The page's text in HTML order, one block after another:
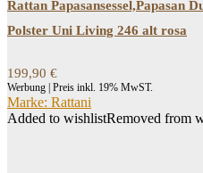
Rattan Papasansessel,Papasan
Polster Uni Living 246 alt rosa
199,90 €
Werbung | Preis inkl. 19% MwST.
Marke: Rattani
Added to wishlistRemoved from